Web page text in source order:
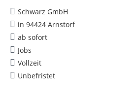
Schwarz GmbH
in 94424 Arnstorf
ab sofort
Jobs
Vollzeit
Unbefristet